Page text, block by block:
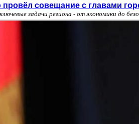
провёл совещание с главами
задачи региона - от экономики до